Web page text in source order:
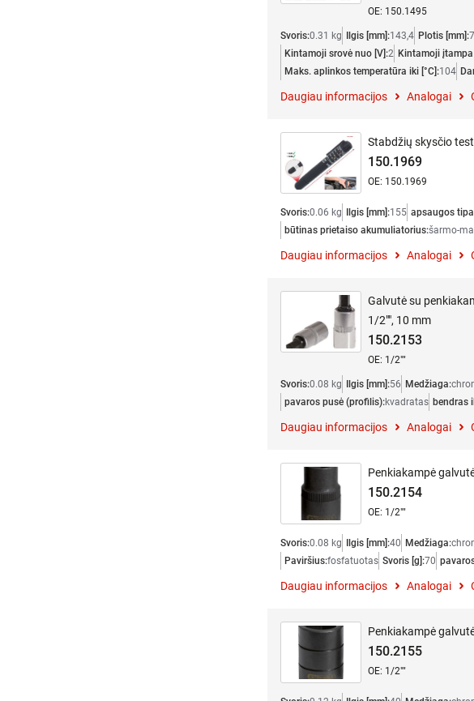
OE: 150.1495
Svoris:0.31 kg Ilgis [mm]:143,4 Plotis [mm]:
Kintamoji srovė nuo [V]:2 Kintamoji
Maks. aplinkos temperatūra iki [°C]:104
Daugiau informacijos Analogai
Stabdžių skysčio
150.1969
OE: 150.1969
Svoris:0.06 kg Ilgis [mm]:155 apsaugos
būtinas prietaiso akumuliatorius:šarmo-
Daugiau informacijos Analogai
Galvutė su
1/2"", 10 mm
150.2153
OE: 1/2""
Svoris:0.08 kg Ilgis [mm]:56 Medžiaga:
pavaros pusė (profilis):kvadratas bendras
Daugiau informacijos Analogai
Penkiakampė
150.2154
OE: 1/2""
Svoris:0.08 kg Ilgis [mm]:40 Medžiaga:
Paviršius:fosfatuotas Svoris [g]:70
Daugiau informacijos Analogai
Penkiakampė
150.2155
OE: 1/2""